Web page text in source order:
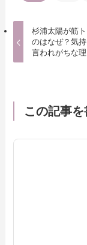
杉浦太陽が筋
のはなぜ？気
言われがちな
この記事を